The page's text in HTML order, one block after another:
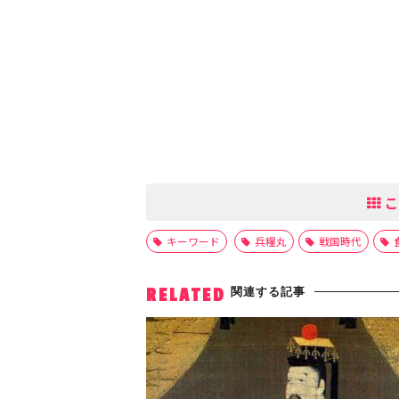
キーワード 兵糧丸 戦国時代
RELATED 関連する記事